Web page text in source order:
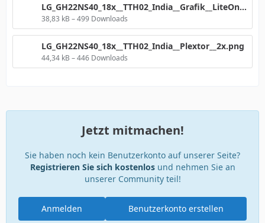
LG_GH22NS40_18x__TTH02_India__Grafik__LiteOn20A1P__4CLV.png
38,83 kB – 499 Downloads
LG_GH22NS40_18x__TTH02_India__Plextor__2x.png
44,34 kB – 446 Downloads
Jetzt mitmachen!
Sie haben noch kein Benutzerkonto auf unserer Seite?
Registrieren Sie sich kostenlosund nehmen Sie an
unserer Community teil!
Benutzerkonto erstellen
Anmelden